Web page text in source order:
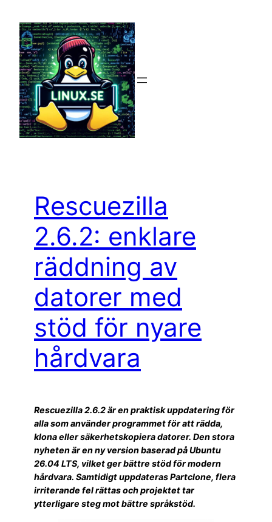
innehåll
Rescuezilla
2.6.2: enklare
räddning av
datorer med
stöd för nyare
hårdvara
Rescuezilla 2.6.2 är en praktisk uppdatering för
alla som använder programmet för att rädda,
klona eller säkerhetskopiera datorer. Den stora
nyheten är en ny version baserad på Ubuntu
26.04 LTS, vilket ger bättre stöd för modern
hårdvara. Samtidigt uppdateras Partclone, flera
irriterande fel rättas och projektet tar
ytterligare steg mot bättre språkstöd.